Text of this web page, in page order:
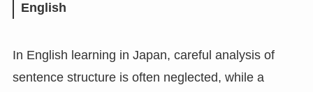
English
In English learning in Japan, careful analysis of
sentence structure is often neglected, while a